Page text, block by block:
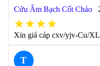
Cửu Âm Bạch Cốt Chảo
★★★★
Xin giá cáp cxv/yjv-Cu/
T